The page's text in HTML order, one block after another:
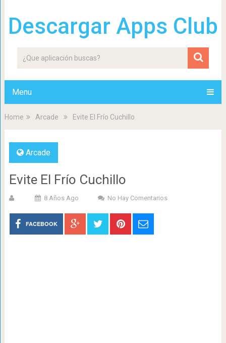
Descargar Apps Club
Menu
Home Arcade Evite El Frío Cuchillo
Arcade
Evite El Frío Cuchillo
8 Años Ago No Hay Comentarios
FACEBOOK